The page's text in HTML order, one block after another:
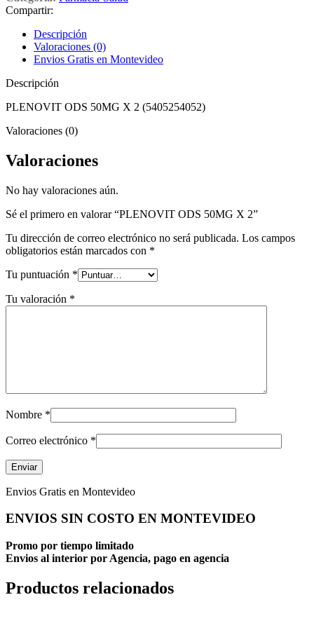
Compartir:
Descripción
Valoraciones (0)
Envios Gratis en Montevideo
Descripción
PLENOVIT ODS 50MG X 2 (5405254052)
Valoraciones (0)
Valoraciones
No hay valoraciones aún.
Sé el primero en valorar “PLENOVIT ODS 50MG X 2”
Tu dirección de correo electrónico no será publicada. Los campos
obligatorios están marcados con *
Tu puntuación *
Tu valoración *
Nombre *
Correo electrónico *
Envios Gratis en Montevideo
ENVIOS SIN COSTO EN MONTEVIDEO
Promo por tiempo limitado
Envios al interior por Agencia, pago en agencia
Productos relacionados